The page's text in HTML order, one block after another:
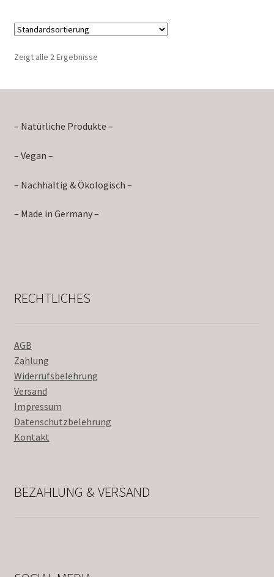
Zeigt alle 2 Ergebnisse
– Natürliche Produkte –
– Vegan –
– Nachhaltig & Ökologisch –
– Made in Germany –
RECHTLICHES
AGB
Zahlung
Widerrufsbelehrung
Versand
Impressum
Datenschutzbelehrung
Kontakt
BEZAHLUNG & VERSAND